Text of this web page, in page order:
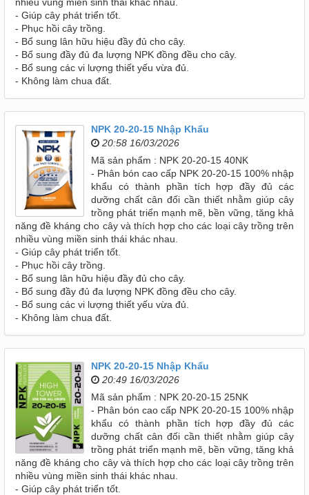
- Giúp cây phát triển tốt.
- Phục hồi cây trồng.
- Bổ sung lân hữu hiệu đầy đủ cho cây.
- Bổ sung đầy đủ đa lượng NPK đồng đều cho cây.
- Bổ sung các vi lượng thiết yếu vừa đủ.
- Không làm chua đất.
NPK 20-20-15 Nhập Khẩu
20:58 16/03/2026
Mã sản phẩm : NPK 20-20-15 40NK
- Phân bón cao cấp NPK 20-20-15 100% nhập
khẩu có thành phần tích hợp đầy đủ các
dưỡng chất cân đối cần thiết nhằm giúp cây
trồng phát triển mạnh mẽ, bền vững, tăng khả
năng đề kháng cho cây và thích hợp cho các loại cây trồng trên
nhiều vùng miền sinh thái khác nhau.
- Giúp cây phát triển tốt.
- Phục hồi cây trồng.
- Bổ sung lân hữu hiệu đầy đủ cho cây.
- Bổ sung đầy đủ đa lượng NPK đồng đều cho cây.
- Bổ sung các vi lượng thiết yếu vừa đủ.
- Không làm chua đất.
NPK 20-20-15 Nhập Khẩu
20:49 16/03/2026
Mã sản phẩm : NPK 20-20-15 25NK
- Phân bón cao cấp NPK 20-20-15 100% nhập
khẩu có thành phần tích hợp đầy đủ các
dưỡng chất cân đối cần thiết nhằm giúp cây
trồng phát triển mạnh mẽ, bền vững, tăng khả
năng đề kháng cho cây và thích hợp cho các loại cây trồng trên
nhiều vùng miền sinh thái khác nhau.
- Giúp cây phát triển tốt.